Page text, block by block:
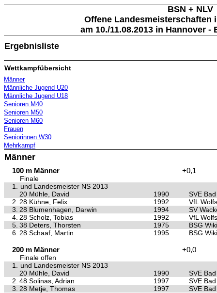
BSN + NLV
Offene Landesmeisterschaften
am 10./11.08.2013 in Hannover
Ergebnisliste
Wettkampfübersicht
Männer
Männliche Jugend U20
Männliche Jugend U18
Senioren M40
Senioren M50
Senioren M60
Frauen
Seniorinnen W30
Mehrkampf
Männer
100 m Männer +0,1
Finale
1.
und Landesmeister NS 2013
20 Mühle, David
1990
SVE
2. 28 Kühne, Felix 1992
VfL
3. 28 Blumenhagen, Darwin 1994
SV
4. 28 Scholz, Tobias 1992
VfL
5. 38 Deters, Thorsten 1975
BSG
6. 28 Schaaf, Martin 1995 BSG
200 m Männer +0,0
Finale offen
1.
und Landesmeister NS 2013
20 Mühle, David
1990
SVE
2. 48 Solinas, Adrian 1997
SVE
3. 28 Metje, Thomas 1997 SVE